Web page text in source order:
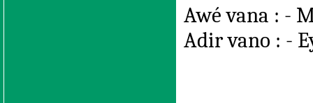
Awé vana : -
Adir vano : -